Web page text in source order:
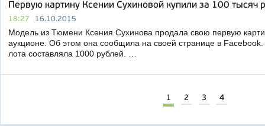
Первую картину Ксении Сухиновой купили за 100 тысяч
18:27 16.10.2015
Модель из Тюмени Ксения Сухинова продала свою первую
аукционе. Об этом она сообщила на своей странице в
лота составляла 1000 рублей. …
1 2 3 4